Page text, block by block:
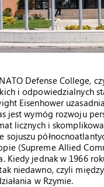
Defense College,
i odpowiedzialnych
Eisenhower
jest wymóg rozwoju
licznych i
(Supreme Allied
Kiedy jednak w 1966
niedawno, czyli
w Rzymie.